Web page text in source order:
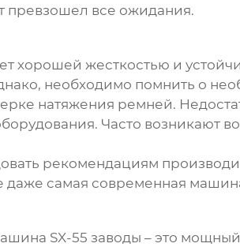
превзошел все ожидания.
хорошей жесткостью и
необходимо помнить о
натяжения ремней.
Часто возникают
рекомендациям
самая современная
SX-55 заводы – это